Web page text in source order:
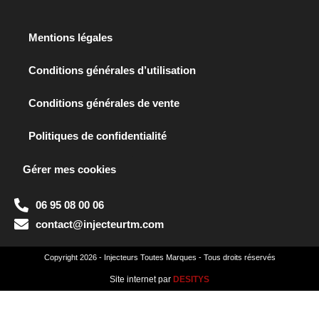
Mentions légales
Conditions générales d’utilisation
Conditions générales de vente
Politiques de confidentialité
Gérer mes cookies
06 95 08 00 06
contact@injecteurtm.com
Copyright 2026 - Injecteurs Toutes Marques - Tous droits réservés
Site internet par DESITYS